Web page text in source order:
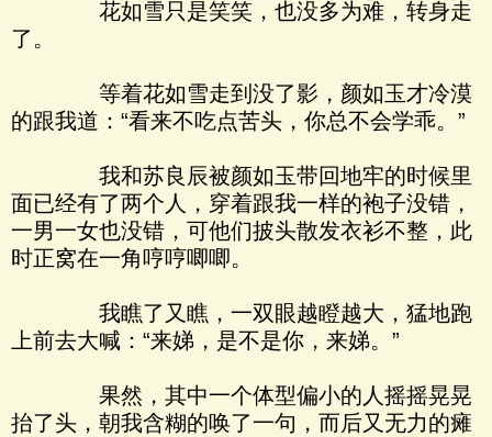
花如雪只是笑笑，也没多为难，转身走
了。
等着花如雪走到没了影，颜如玉才冷漠
的跟我道：“看来不吃点苦头，你总不会学乖。”
我和苏良辰被颜如玉带回地牢的时候里
面已经有了两个人，穿着跟我一样的袍子没错，
一男一女也没错，可他们披头散发衣衫不整，此
时正窝在一角哼哼唧唧。
我瞧了又瞧，一双眼越瞪越大，猛地跑
上前去大喊：“来娣，是不是你，来娣。”
果然，其中一个体型偏小的人摇摇晃晃
抬了头，朝我含糊的唤了一句，而后又无力的瘫